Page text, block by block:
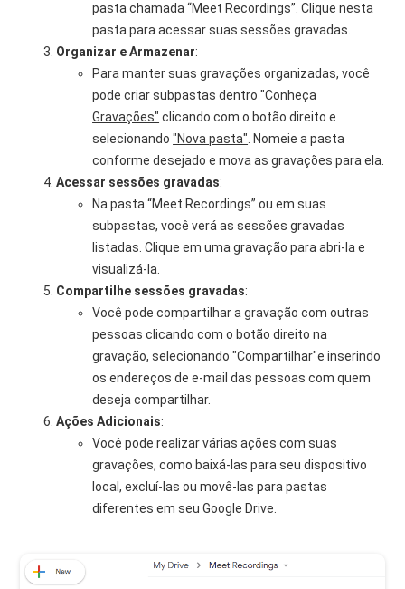
pasta chamada “Meet Recordings”. Clique nesta
pasta para acessar suas sessões gravadas.
Organizar e Armazenar:
Para manter suas gravações organizadas, você
pode criar subpastas dentro"Conheça
Gravações" clicando com o botão direito e
selecionando"Nova pasta" . Nomeie a pasta
conforme desejado e mova as gravações para ela.
Acessar sessões gravadas:
Na pasta “Meet Recordings” ou em suas
subpastas, você verá as sessões gravadas
listadas. Clique em uma gravação para abri-la e
visualizá-la.
Compartilhe sessões gravadas:
Você pode compartilhar a gravação com outras
pessoas clicando com o botão direito na
gravação, selecionando"Compartilhar"e inserindo
os endereços de e-mail das pessoas com quem
deseja compartilhar.
Ações Adicionais:
Você pode realizar várias ações com suas
gravações, como baixá-las para seu dispositivo
local, excluí-las ou movê-las para pastas
diferentes em seu Google Drive.